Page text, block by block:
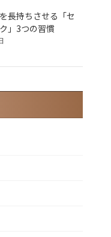
長持ちさせる「セ
」3つの習慣